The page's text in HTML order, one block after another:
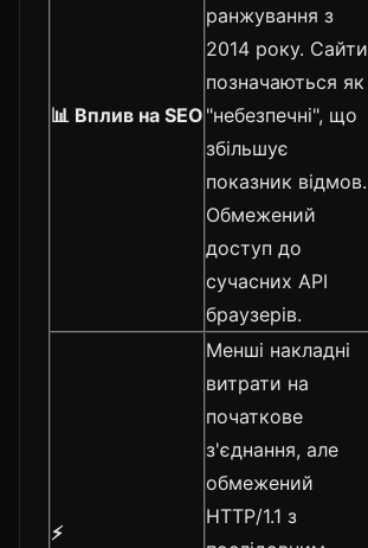
📊 Вплив на SEO
ранжування з
2014 року. Сайти
позначаються як
"небезпечні", що
збільшує
показник відмов.
Обмежений
доступ до
сучасних API
браузерів.
⚡
Менші накладні
витрати на
початкове
з'єднання, але
обмежений
HTTP/1.1 з